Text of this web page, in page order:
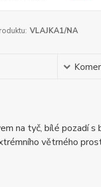
VLAJKA1/NA
na tyč, bílé pozadí s
větrného